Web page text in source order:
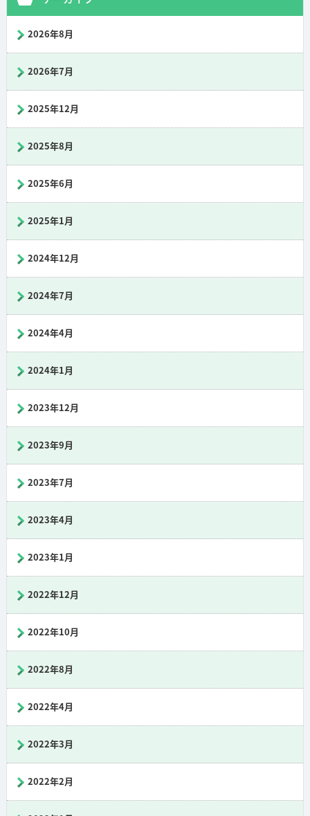
2026年8月
2026年7月
2025年12月
2025年8月
2025年6月
2025年1月
2024年12月
2024年7月
2024年4月
2024年1月
2023年12月
2023年9月
2023年7月
2023年4月
2023年1月
2022年12月
2022年10月
2022年8月
2022年4月
2022年3月
2022年2月